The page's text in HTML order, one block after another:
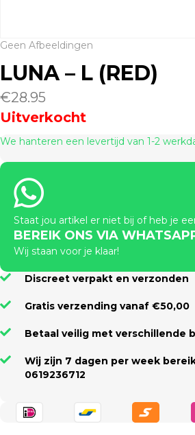
Geen Afbeeldingen
LUNA – L (RED)
€28.95
Uitverkocht
We hanteren een levertijd van 1-2
Staat jou artikel er niet bij of heb je
BEREIK ONS VIA
Wij staan voor je klaar!
Discreet verpakt en verzonden
Gratis verzending vanaf €50,00
Betaal veilig met verschillende
Wij zijn 7 dagen per week
0619236712